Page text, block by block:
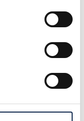
Birgitta
och
upp